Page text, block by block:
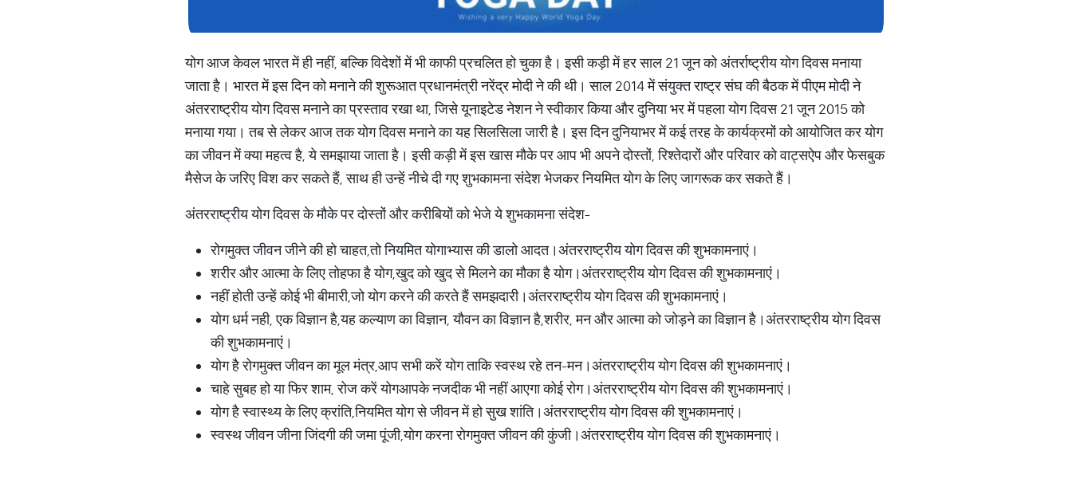
योग आज केवल भारत में ही नहीं, बल्कि विदेशों में भी काफी प्रचलित हो चुका है। इसी कड़ी में हर साल 21 जून को अंतर्राष्ट्रीय योग दिवस मनाया
जाता है। भारत में इस दिन को मनाने की शुरूआत प्रधानमंत्री नरेंद्र मोदी ने की थी। साल 2014 में संयुक्त राष्ट्र संघ की बैठक में पीएम मोदी ने
अंतरराष्ट्रीय योग दिवस मनाने का प्रस्ताव रखा था, जिसे यूनाइटेड नेशन ने स्वीकार किया और दुनिया भर में पहला योग दिवस 21 जून 2015 को
मनाया गया। तब से लेकर आज तक योग दिवस मनाने का यह सिलसिला जारी है। इस दिन दुनियाभर में कई तरह के कार्यक्रमों को आयोजित कर योग
का जीवन में क्या महत्व है, ये समझाया जाता है। इसी कड़ी में इस खास मौके पर आप भी अपने दोस्तों, रिश्तेदारों और परिवार को वाट्सऐप और फेसबुक
मैसेज के जरिए विश कर सकते हैं, साथ ही उन्हें नीचे दी गए शुभकामना संदेश भेजकर नियमित योग के लिए जागरूक कर सकते हैं।
अंतरराष्ट्रीय योग दिवस के मौके पर दोस्तों और करीबियों को भेजे ये शुभकामना संदेश-
रोगमुक्त जीवन जीने की हो चाहत,तो नियमित योगाभ्यास की डालो आदत।अंतरराष्ट्रीय योग दिवस की शुभकामनाएं।
शरीर और आत्मा के लिए तोहफा है योग,खुद को खुद से मिलने का मौका है योग।अंतरराष्ट्रीय योग दिवस की शुभकामनाएं।
नहीं होती उन्हें कोई भी बीमारी,जो योग करने की करते हैं समझदारी।अंतरराष्ट्रीय योग दिवस की शुभकामनाएं।
योग धर्म नही, एक विज्ञान है,यह कल्याण का विज्ञान, यौवन का विज्ञान है,शरीर, मन और आत्मा को जोड़ने का विज्ञान है।अंतरराष्ट्रीय योग दिवस
की शुभकामनाएं।
योग है रोगमुक्त जीवन का मूल मंत्र,आप सभी करें योग ताकि स्वस्थ रहे तन-मन।अंतरराष्ट्रीय योग दिवस की शुभकामनाएं।
चाहे सुबह हो या फिर शाम, रोज करें योगआपके नजदीक भी नहीं आएगा कोई रोग।अंतरराष्ट्रीय योग दिवस की शुभकामनाएं।
योग है स्वास्थ्य के लिए क्रांति,नियमित योग से जीवन में हो सुख शांति।अंतरराष्ट्रीय योग दिवस की शुभकामनाएं।
स्वस्थ जीवन जीना जिंदगी की जमा पूंजी,योग करना रोगमुक्त जीवन की कुंजी।अंतरराष्ट्रीय योग दिवस की शुभकामनाएं।